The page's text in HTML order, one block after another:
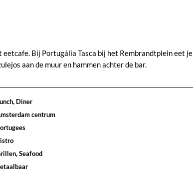
eetcafe. Bij Portugália Tasca bij het Rembrandtplein eet je
aan de muur en hammen achter de bar.
Diner
centrum
Seafood